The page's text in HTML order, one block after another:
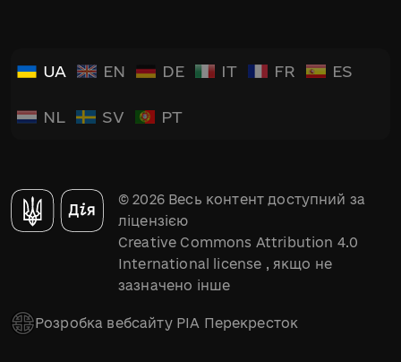
UA EN DE IT FR ES
NL SV PT
© 2026 Весь контент доступний за
ліцензією
Creative Commons Attribution 4.0
International license , якщо не
зазначено інше
Розробка вебсайту РІА Перекресток